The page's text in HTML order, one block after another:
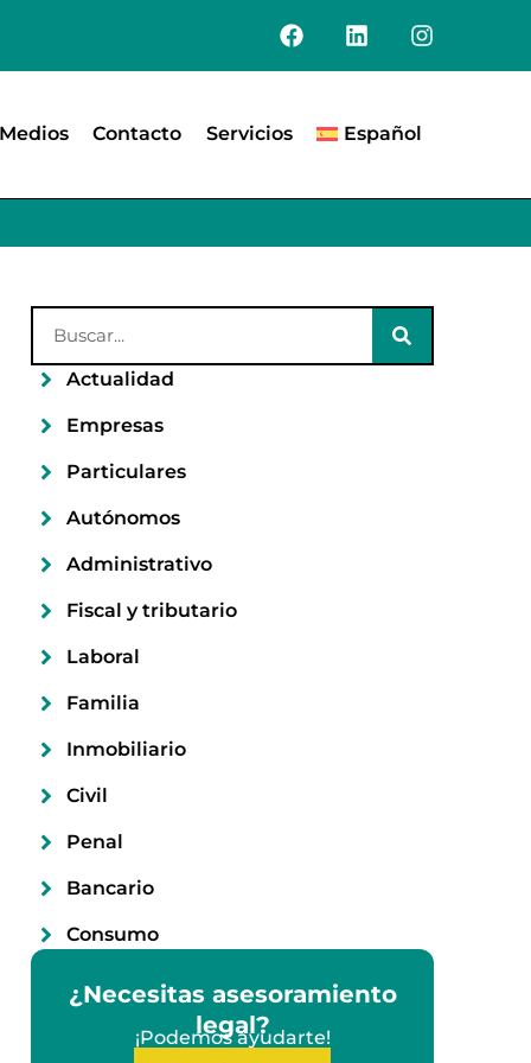
Medios Contacto Servicios Español
Actualidad
Empresas
Particulares
Autónomos
Administrativo
Fiscal y tributario
Laboral
Familia
Inmobiliario
Civil
Penal
Bancario
Consumo
¿Necesitas asesoramiento
legal?
¡Podemos ayudarte!